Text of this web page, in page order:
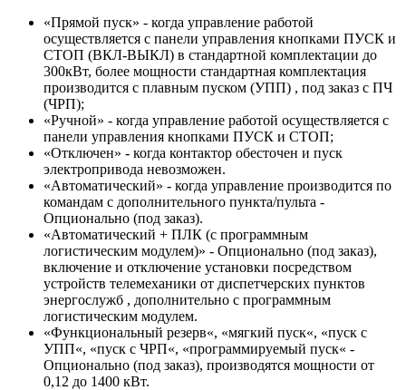
«Прямой пуск» - когда управление работой
осуществляется с панели управления кнопками ПУСК и
СТОП (ВКЛ-ВЫКЛ) в стандартной комплектации до
300кВт, более мощности стандартная комплектация
производится с плавным пуском (УПП) , под заказ с ПЧ
(ЧРП);
«Ручной» - когда управление работой осуществляется с
панели управления кнопками ПУСК и СТОП;
«Отключен» - когда контактор обесточен и пуск
электропривода невозможен.
«Автоматический» - когда управление производится по
командам с дополнительного пункта/пульта -
Опционально (под заказ).
«Автоматический + ПЛК (с программным
логистическим модулем)» - Опционально (под заказ),
включение и отключение установки посредством
устройств телемеханики от диспетчерских пунктов
энергослужб , дополнительно с программным
логистическим модулем.
«Функциональный резерв«, «мягкий пуск«, «пуск с
УПП«, «пуск с ЧРП«, «программируемый пуск« -
Опционально (под заказ), производятся мощности от
0,12 до 1400 кВт.